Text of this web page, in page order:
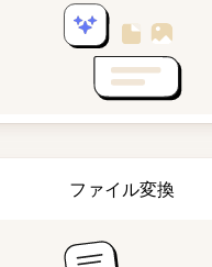
ファイル変換